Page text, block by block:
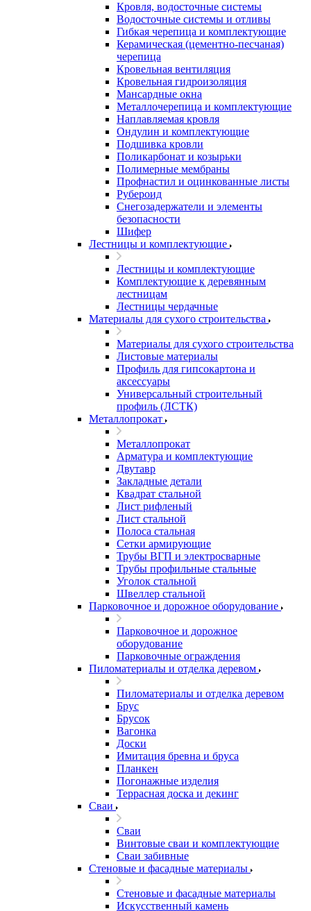
Кровля, водосточные системы
Водосточные системы и отливы
Гибкая черепица и комплектующие
Керамическая (цементно-песчаная)
черепица
Кровельная вентиляция
Кровельная гидроизоляция
Мансардные окна
Металлочерепица и комплектующие
Наплавляемая кровля
Ондулин и комплектующие
Подшивка кровли
Поликарбонат и козырьки
Полимерные мембраны
Профнастил и оцинкованные листы
Рубероид
Снегозадержатели и элементы
безопасности
Шифер
Лестницы и комплектующие
Лестницы и комплектующие
Комплектующие к деревянным
лестницам
Лестницы чердачные
Материалы для сухого строительства
Материалы для сухого строительства
Листовые материалы
Профиль для гипсокартона и
аксессуары
Универсальный строительный
профиль (ЛСТК)
Металлопрокат
Металлопрокат
Арматура и комплектующие
Двутавр
Закладные детали
Квадрат стальной
Лист рифленый
Лист стальной
Полоса стальная
Сетки армирующие
Трубы ВГП и электросварные
Трубы профильные стальные
Уголок стальной
Швеллер стальной
Парковочное и дорожное оборудование
Парковочное и дорожное
оборудование
Парковочные ограждения
Пиломатериалы и отделка деревом
Пиломатериалы и отделка деревом
Брус
Брусок
Вагонка
Доски
Имитация бревна и бруса
Планкен
Погонажные изделия
Террасная доска и декинг
Сваи
Сваи
Винтовые сваи и комплектующие
Сваи забивные
Стеновые и фасадные материалы
Стеновые и фасадные материалы
Искусственный камень